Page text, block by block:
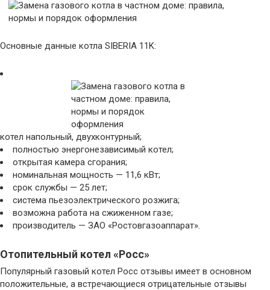
Основные данные котла SIBERIA 11K:
котел напольный, двухконтурный;
полностью энергонезависимый котел;
открытая камера сгорания;
номинальная мощность — 11,6 кВт;
срок службы — 25 лет;
система пьезоэлектрического розжига;
возможна работа на сжиженном газе;
производитель — ЗАО «Ростовгазоаппарат».
Отопительный котел «Росс»
Популярный газовый котел Росс отзывы имеет в основном
положительные, а встречающиеся отрицательные отзывы